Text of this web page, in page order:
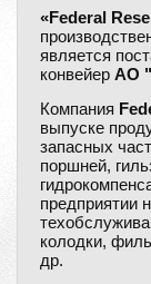
«Federal
является
конвейер АО
Компания
выпуске
запасных
поршней,
предприятии
колодки,
др.